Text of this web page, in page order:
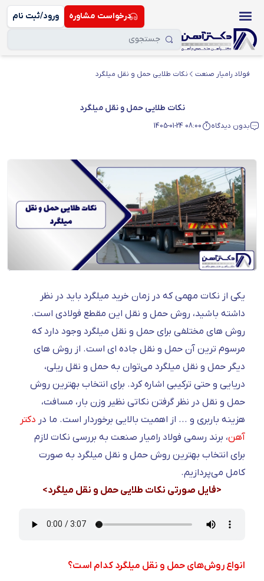
درخواست مشاوره ورود/ثبت نام
فولاد رامیار صنعت نکات طلایی حمل و نقل میلگرد
نکات طلایی حمل و نقل میلگرد
بدون دیدگاه 1405-01-24 08:00
یکی از نکات مهمی که در زمان خرید میلگرد باید در نظر
داشته باشید، روش حمل و نقل این مقطع فولادی است.
روش های مختلفی برای حمل و نقل میلگرد وجود دارد که
مرسوم ترین آن حمل و نقل جاده ای است. از روش های
دیگر حمل و نقل میلگرد می‌توان به حمل و نقل ریلی،
دریایی و حتی ترکیبی اشاره کرد. برای انتخاب بهترین روش
حمل و نقل در نظر گرفتن نکاتی نظیر وزن بار، مسافت،
هزینه باربری و ... از اهمیت بالایی برخوردار است. ما در دکتر
آهن، برند رسمی فولاد رامیار صنعت به بررسی نکات لازم
برای انتخاب بهترین روش حمل و نقل میلگرد به صورت
کامل می‌پردازیم.
<فایل صورتی نکات طلایی حمل و نقل میلگرد>
انواع روش‌های حمل و نقل میلگرد کدام است؟